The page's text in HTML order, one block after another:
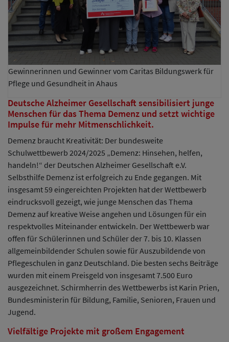
Gewinnerinnen und Gewinner vom Caritas Bildungswerk für
Pflege und Gesundheit in Ahaus
Deutsche Alzheimer Gesellschaft sensibilisiert junge
Menschen für das Thema Demenz und setzt wichtige
Impulse für mehr Mitmenschlichkeit.
Demenz braucht Kreativität: Der bundesweite
Schulwettbewerb 2024/2025 „Demenz: Hinsehen, helfen,
handeln!“ der Deutschen Alzheimer Gesellschaft e.V.
Selbsthilfe Demenz ist erfolgreich zu Ende gegangen. Mit
insgesamt 59 eingereichten Projekten hat der Wettbewerb
eindrucksvoll gezeigt, wie junge Menschen das Thema
Demenz auf kreative Weise angehen und Lösungen für ein
respektvolles Miteinander entwickeln. Der Wettbewerb war
offen für Schülerinnen und Schüler der 7. bis 10. Klassen
allgemeinbildender Schulen sowie für Auszubildende von
Pflegeschulen in ganz Deutschland. Die besten sechs Beiträge
wurden mit einem Preisgeld von insgesamt 7.500 Euro
ausgezeichnet. Schirmherrin des Wettbewerbs ist Karin Prien,
Bundesministerin für Bildung, Familie, Senioren, Frauen und
Jugend.
Vielfältige Projekte mit großem Engagement